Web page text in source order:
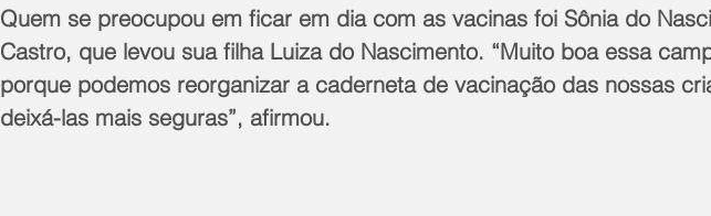
Quem se preocupou em ficar em dia com as vacinas foi Sônia do
Castro, que levou sua filha Luiza do Nascimento. “Muito boa essa
porque podemos reorganizar a caderneta de vacinação das nossas
deixá-las mais seguras”, afirmou.